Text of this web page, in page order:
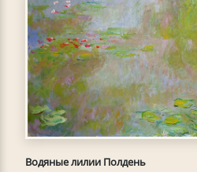
Водяные лилии Полдень